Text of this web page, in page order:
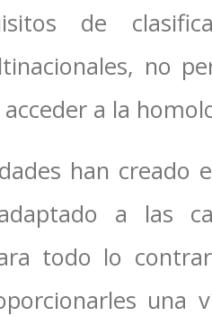
de
no
a la
han creado
a las
todo lo
una